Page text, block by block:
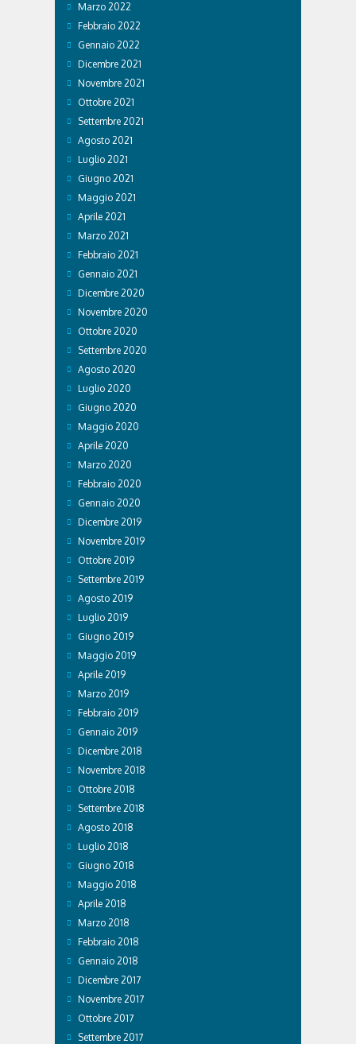
Marzo 2022
Febbraio 2022
Gennaio 2022
Dicembre 2021
Novembre 2021
Ottobre 2021
Settembre 2021
Agosto 2021
Luglio 2021
Giugno 2021
Maggio 2021
Aprile 2021
Marzo 2021
Febbraio 2021
Gennaio 2021
Dicembre 2020
Novembre 2020
Ottobre 2020
Settembre 2020
Agosto 2020
Luglio 2020
Giugno 2020
Maggio 2020
Aprile 2020
Marzo 2020
Febbraio 2020
Gennaio 2020
Dicembre 2019
Novembre 2019
Ottobre 2019
Settembre 2019
Agosto 2019
Luglio 2019
Giugno 2019
Maggio 2019
Aprile 2019
Marzo 2019
Febbraio 2019
Gennaio 2019
Dicembre 2018
Novembre 2018
Ottobre 2018
Settembre 2018
Agosto 2018
Luglio 2018
Giugno 2018
Maggio 2018
Aprile 2018
Marzo 2018
Febbraio 2018
Gennaio 2018
Dicembre 2017
Novembre 2017
Ottobre 2017
Settembre 2017